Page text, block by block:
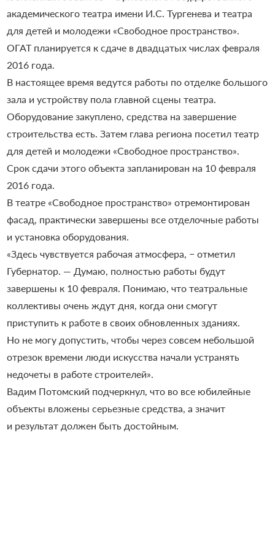
академического театра имени И.С. Тургенева и театра
для детей и молодежи «Свободное пространство».
ОГАТ планируется к сдаче в двадцатых числах февраля
2016 года.
В настоящее время ведутся работы по отделке большого
зала и устройству пола главной сцены театра.
Оборудование закуплено, средства на завершение
строительства есть. Затем глава региона посетил театр
для детей и молодежи «Свободное пространство».
Срок сдачи этого объекта запланирован на 10 февраля
2016 года.
В театре «Свободное пространство» отремонтирован
фасад, практически завершены все отделочные работы
и установка оборудования.
«Здесь чувствуется рабочая атмосфера, − отметил
Губернатор. — Думаю, полностью работы будут
завершены к 10 февраля. Понимаю, что театральные
коллективы очень ждут дня, когда они смогут
приступить к работе в своих обновленных зданиях.
Но не могу допустить, чтобы через совсем небольшой
отрезок времени люди искусства начали устранять
недочеты в работе строителей».
Вадим Потомский подчеркнул, что во все юбилейные
объекты вложены серьезные средства, а значит
и результат должен быть достойным.